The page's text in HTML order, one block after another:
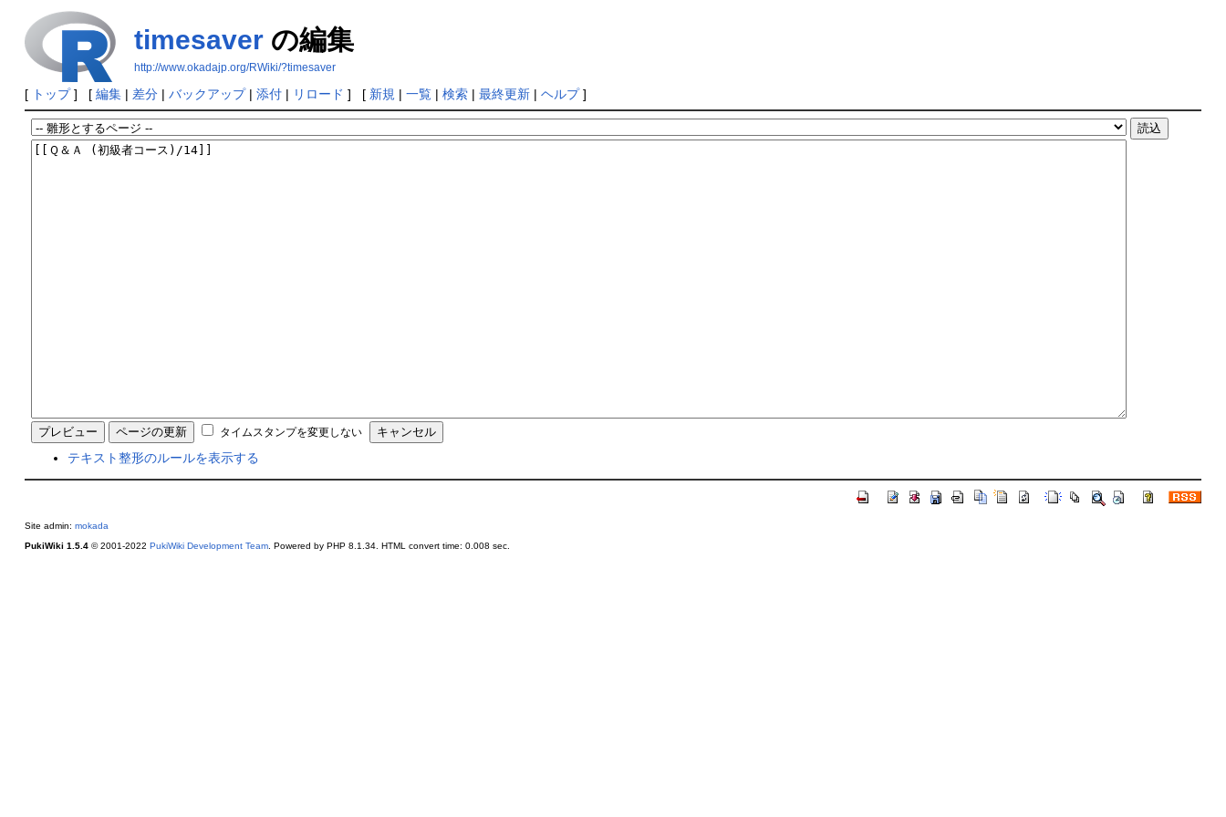
timesaverの編集
http://www.okadajp.org/RWiki/?timesaver
[ トップ] [ 編集| 差分| バックアップ| 添付| リロード ] [ 新規 | 一覧| 検索| 最終更新| ヘルプ]
タイムスタンプを変更しない
テキスト整形のルールを表示する
Site admin: mokada
PukiWiki 1.5.4© 2001-2022 PukiWiki Development Team. Powered by PHP 8.1.34. HTML convert time: 0.008 sec.